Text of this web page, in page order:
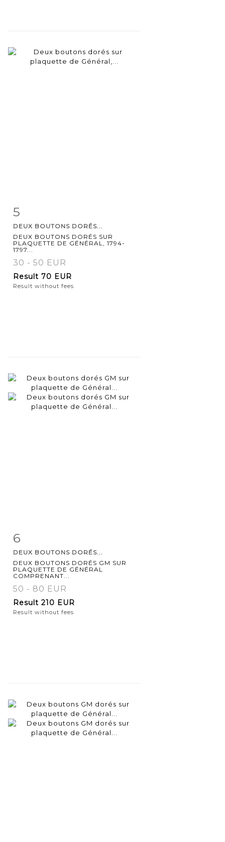
5
DEUX BOUTONS DORÉS...
DEUX BOUTONS DORÉS SUR
PLAQUETTE DE GÉNÉRAL, 1794-
1797...
30 - 50 EUR
Result 70 EUR
Result without fees
6
DEUX BOUTONS DORÉS...
DEUX BOUTONS DORÉS GM SUR
PLAQUETTE DE GÉNÉRAL
COMPRENANT...
50 - 80 EUR
Result 210 EUR
Result without fees